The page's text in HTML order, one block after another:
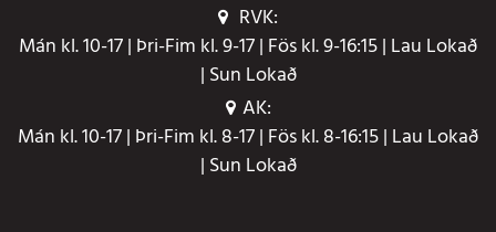
RVK:
Mán kl. 10-17 | Þri-Fim kl. 9-17 | Fös kl. 9-16:15 | Lau Lokað
| Sun Lokað
AK:
Mán kl. 10-17 | Þri-Fim kl. 8-17 | Fös kl. 8-16:15 | Lau Lokað
| Sun Lokað